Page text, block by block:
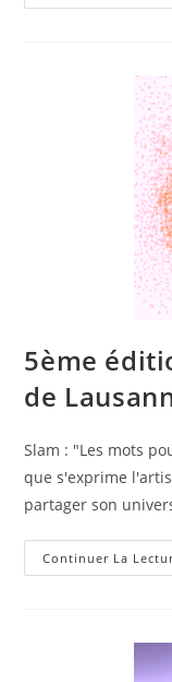
5ème
de
Slam : "Les mots
que s'exprime
partager son
Continuer La